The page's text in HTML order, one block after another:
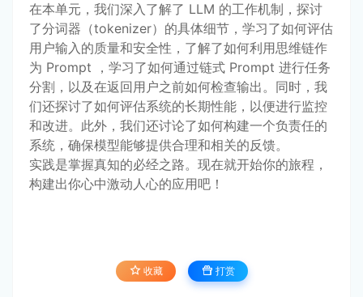
在本单元，我们深入了解了 LLM 的工作机制，探讨
了分词器（tokenizer）的具体细节，学习了如何评估
用户输入的质量和安全性，了解了如何利用思维链作
为 Prompt ，学习了如何通过链式 Prompt 进行任务
分割，以及在返回用户之前如何检查输出。同时，我
们还探讨了如何评估系统的长期性能，以便进行监控
和改进。此外，我们还讨论了如何构建一个负责任的
系统，确保模型能够提供合理和相关的反馈。
实践是掌握真知的必经之路。现在就开始你的旅程，
构建出你心中激动人心的应用吧！
收藏 打赏